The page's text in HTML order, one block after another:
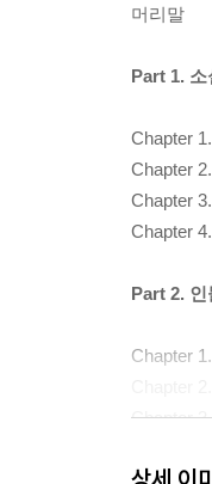
머리말
Part 1. 소
Chapter
Chapter
Chapter
Chapter
Part 2. 인
Chapter
Chapter
Chapter